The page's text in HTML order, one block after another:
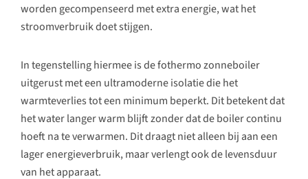
worden gecompenseerd met extra energie, wat het
stroomverbruik doet stijgen.
In tegenstelling hiermee is de fothermo zonneboiler
uitgerust met een ultramoderne isolatie die het
warmteverlies tot een minimum beperkt. Dit betekent dat
het water langer warm blijft zonder dat de boiler continu
hoeft na te verwarmen. Dit draagt niet alleen bij aan een
lager energieverbruik, maar verlengt ook de levensduur
van het apparaat.